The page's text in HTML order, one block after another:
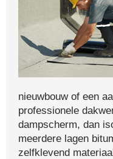
nieuwbouw of een
professionele
dampscherm, dan
meerdere lagen
zelfklevend